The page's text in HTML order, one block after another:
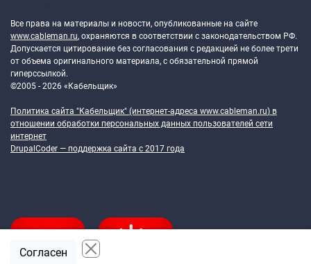
Все права на материалы и новости, опубликованные на сайте
www.cableman.ru, охраняются в соответствии с законодательством РФ.
Допускается цитирование без согласования с редакцией не более трети
от объема оригинального материала, с обязательной прямой
гиперссылкой.
©2005 - 2026 «Кабельщик»
Политика сайта "Кабельщик" (интернет-адреса www.cableman.ru) в
отношении обработки персональных данных пользователей сети
интернет
DrupalCoder — поддержка сайта c 2017 года
Согласен